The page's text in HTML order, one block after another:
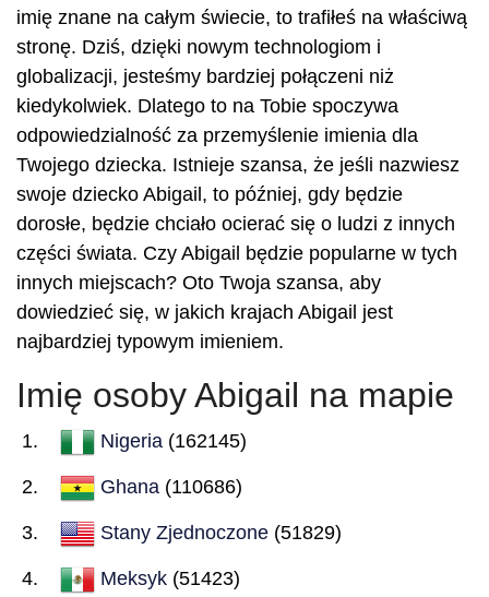
imię znane na całym świecie, to trafiłeś na właściwą
stronę. Dziś, dzięki nowym technologiom i
globalizacji, jesteśmy bardziej połączeni niż
kiedykolwiek. Dlatego to na Tobie spoczywa
odpowiedzialność za przemyślenie imienia dla
Twojego dziecka. Istnieje szansa, że jeśli nazwiesz
swoje dziecko Abigail, to później, gdy będzie
dorosłe, będzie chciało ocierać się o ludzi z innych
części świata. Czy Abigail będzie popularne w tych
innych miejscach? Oto Twoja szansa, aby
dowiedzieć się, w jakich krajach Abigail jest
najbardziej typowym imieniem.
Imię osoby Abigail na mapie
Nigeria (162145)
Ghana (110686)
Stany Zjednoczone (51829)
Meksyk (51423)